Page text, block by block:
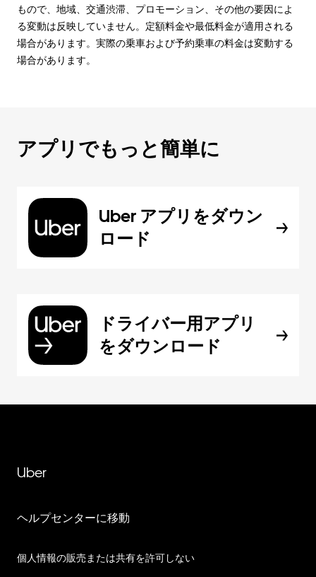
もので、地域、交通渋滞、プロモーション、その他の要因によ
る変動は反映していません。定額料金や最低料金が適用される
場合があります。実際の乗車および予約乗車の料金は変動する
場合があります。
アプリでもっと簡単に
Uber アプリをダウン
ロード
ドライバー用アプリ
をダウンロード
Uber
ヘルプセンターに移動
個人情報の販売または共有を許可しない